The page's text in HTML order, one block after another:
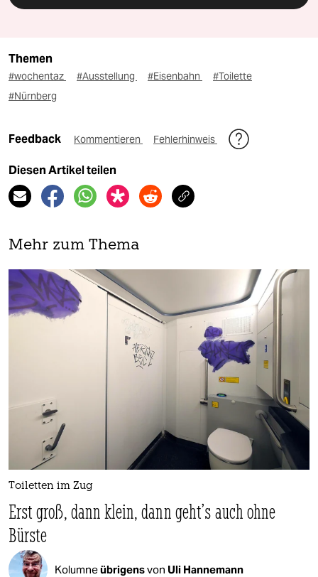
Themen
#wochentaz #Ausstellung #Eisenbahn
#Toilette
#Nürnberg
Feedback Kommentieren Fehlerhinweis
Diesen Artikel teilen
Mehr zum Thema
Toiletten im Zug
Erst groß, dann klein, dann geht’s auch ohne
Bürste
Kolumneübrigensvon Uli Hannemann